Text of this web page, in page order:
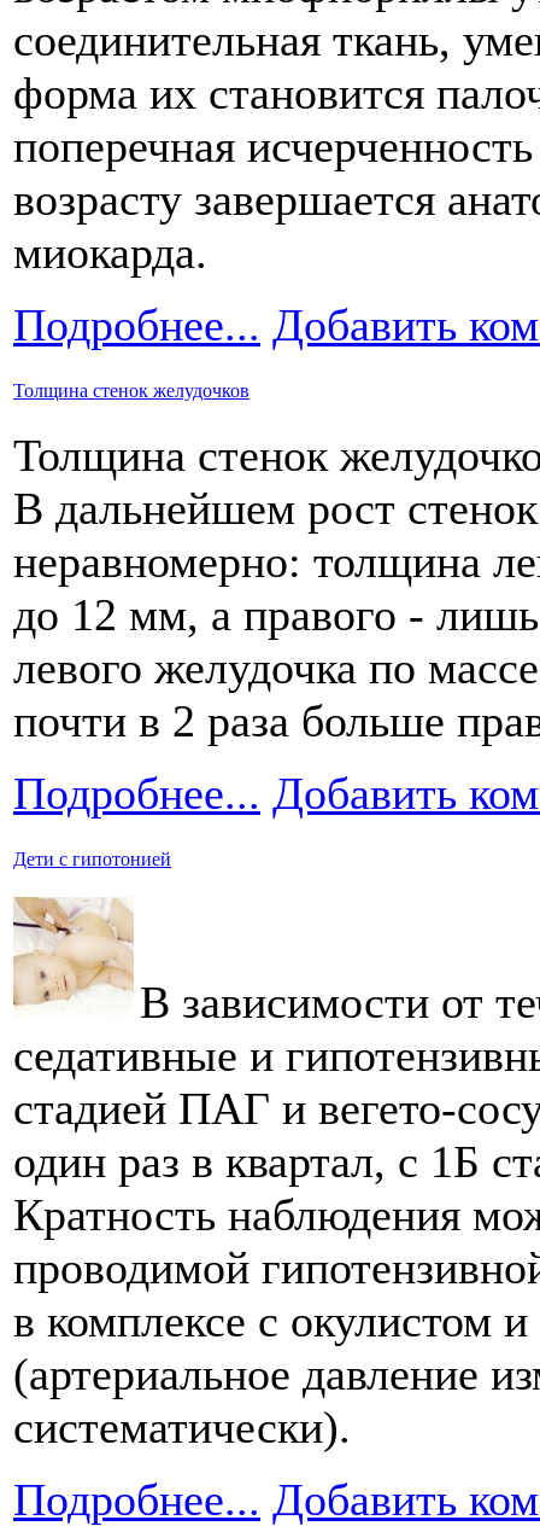
соединительная ткань,
форма их становится
поперечная
возрасту завершается
миокарда.
Подробнее... Добавить
Толщина стенок желудочков
Толщина стенок
В дальнейшем рост
неравномерно: толщина
до 12 мм, а правого -
левого желудочка по
почти в 2 раза больше
Подробнее... Добавить
Дети с гипотонией
В зависимости от
седативные и
стадией ПАГ и вегето-
один раз в квартал, с 1Б
Кратность наблюдения
проводимой
в комплексе с окулистом
(артериальное давление
систематически).
Подробнее... Добавить